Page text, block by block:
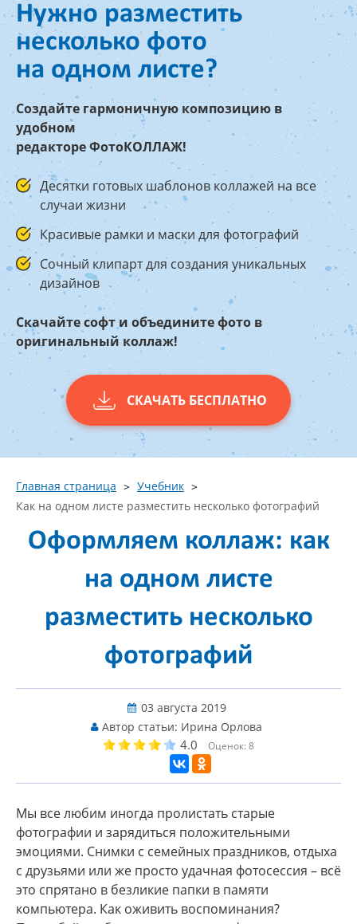
Нужно разместить
несколько фото
на одном листе?
Создайте гармоничную композицию в
удобном
редакторе ФотоКОЛЛАЖ!
Десятки готовых шаблонов коллажей на все
случаи жизни
Красивые рамки и маски для фотографий
Сочный клипарт для создания уникальных
дизайнов
Скачайте софт и объедините фото в
оригинальный коллаж!
СКАЧАТЬ БЕСПЛАТНО
Главная страница
Учебник
Как на одном листе разместить несколько фотографий
Оформляем коллаж: как
на одном листе
разместить несколько
фотографий
03 августа 2019
Автор статьи: Ирина Орлова
4.0 Оценок: 8
Мы все любим иногда пролистать старые
фотографии и зарядиться положительными
эмоциями. Снимки с семейных праздников, отдыха
с друзьями или же просто удачная фотосессия – всё
это спрятано в безликие папки в памяти
компьютера. Как оживить воспоминания?